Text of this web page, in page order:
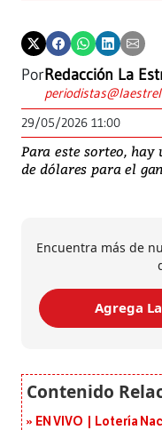
PorRedacción La
29/05/2026 11:00
Para este sorteo,
de dólares para el
Encuentra más de
Agrega
EN VIVO | Lotería